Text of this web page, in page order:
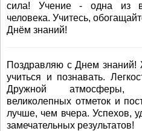
сила! Учение - одна из
человека. Учитесь,
Днём знаний!
Поздравляю с Днем знаний!
учиться и познавать.
Дружной атмосферы,
великолепных отметок и
лучше, чем вчера. Успехов,
замечательных результатов!